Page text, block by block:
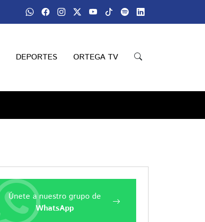
DEPORTES ORTEGA TV
Únete a nuestro grupo de
WhatsApp